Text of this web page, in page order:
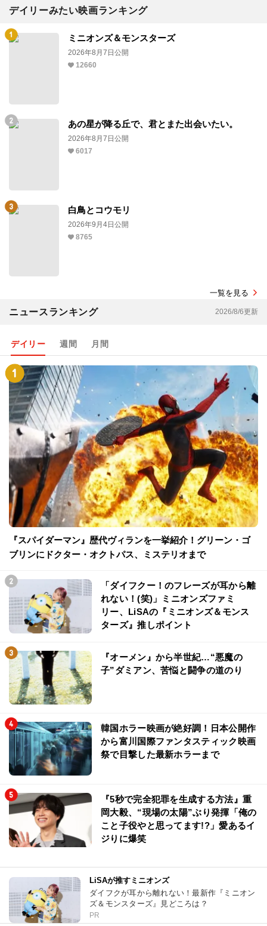
デイリーみたい映画ランキング
ミニオンズ＆モンスターズ
2026年8月7日公開
12660
あの星が降る丘で、君とまた出会いたい。
2026年8月7日公開
6017
白鳥とコウモリ
2026年9月4日公開
8765
一覧を見る
ニュースランキング 2026/8/6更新
デイリー 週間 月間
『スパイダーマン』歴代ヴィランを一挙紹介！グリーン・ゴ
ブリンにドクター・オクトパス、ミステリオまで
「ダイフクー！のフレーズが耳から離
れない！(笑)」ミニオンズファミ
リー、LiSAの『ミニオンズ＆モンス
ターズ』推しポイント
『オーメン』から半世紀…“悪魔の
子”ダミアン、苦悩と闘争の道のり
韓国ホラー映画が絶好調！日本公開作
から富川国際ファンタスティック映画
祭で目撃した最新ホラーまで
『5秒で完全犯罪を生成する方法』重
岡大毅、“現場の太陽”ぶり発揮「俺の
こと子役やと思ってます!?」愛あるイ
ジりに爆笑
LiSAが推すミニオンズ
ダイフクが耳から離れない！最新作『ミニオン
ズ＆モンスターズ』見どころは？
PR